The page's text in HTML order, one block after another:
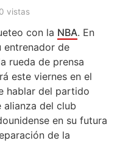
vistas
con la NBA. En
entrenador de
rueda de prensa
este viernes en el
hablar del partido
alianza del club
en su futura
de la